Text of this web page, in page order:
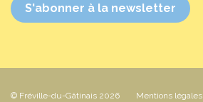
S'abonner à la newsletter
© Fréville-du-Gâtinais 2026 Mentions légales